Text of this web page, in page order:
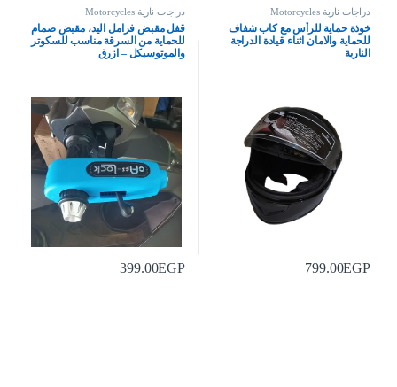
دراجات نارية Motorcycles
خوذة حماية للرأس مع كاب شفاف
للحماية والامان اثناء قيادة الدراجة
النارية
799.00EGP
دراجات نارية Motorcycles
قفل مقبض فرامل اليد، مقبض صمام
للحماية من السرقة مناسب للسكوتر
والموتوسيكل – ازرق
399.00EGP